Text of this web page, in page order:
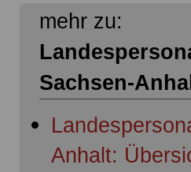
mehr zu:
Sachsen-
Anhalt: